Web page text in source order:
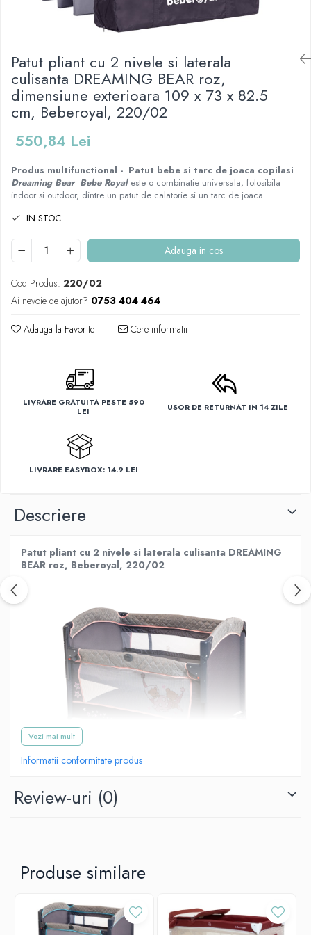
Olite tip scaunel simple
Reductoare antiderapante
Reductoare moi
Seturi cadite 86 cm
Seturi cadite 92 cm
Seturi cadite anatomice
Suporti anatomici plastic
Suporti anatomici textili
Suporti metalici cadite
Mese de infasat pliabile
Mese de infasat Ultra Light 50x70
Patuturi pliabile
Sisteme de siguranta copii
Tampoane postnatale
Tampoane si protectii silicon
Patut pliant cu 2 nivele si laterala
culisanta DREAMING BEAR roz,
dimensiune exterioara 109 x 73 x 82.5
cm, Beberoyal, 220/02
550,84 Lei
Produs multifunctional - Patut bebe si tarc de joaca copilasi
Dreaming Bear Bebe Royaleste o combinatie universala, folosibila
indoor si outdoor, dintre un patut de calatorie si un tarc de joaca.
IN STOC
Adauga in cos
Cod Produs: 220/02
Ai nevoie de ajutor? 0753 404 464
Adauga la Favorite Cere informatii
LIVRARE GRATUITA PESTE 590
LEI
USOR DE RETURNAT IN 14 ZILE
LIVRARE EASYBOX: 14.9 LEI
Descriere
Patut pliant cu 2 nivele si laterala culisanta DREAMING
BEAR roz, Beberoyal, 220/02
Dreaming Bear Bebe Royal
multifunctional, care poate fi folosit atat acasa cat si in calatorii,
poate fi folosit si ca un tarc de joaca atat in interior cat si in timpul
Vezi mai mult
Informatii conformitate produs
Review-uri (0)
Produse similare